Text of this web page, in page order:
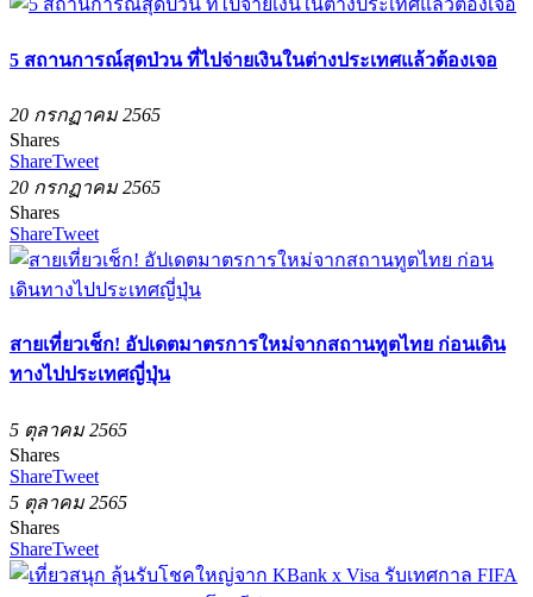
5 สถานการณ์สุดป่วน ที่ไปจ่ายเงินในต่างประเทศแล้วต้องเจอ
20 กรกฏาคม 2565
Shares
ShareTweet
20 กรกฏาคม 2565
Shares
ShareTweet
สายเที่ยวเช็ก! อัปเดตมาตรการใหม่จากสถานทูตไทย ก่อนเดิน
ทางไปประเทศญี่ปุ่น
5 ตุลาคม 2565
Shares
ShareTweet
5 ตุลาคม 2565
Shares
ShareTweet